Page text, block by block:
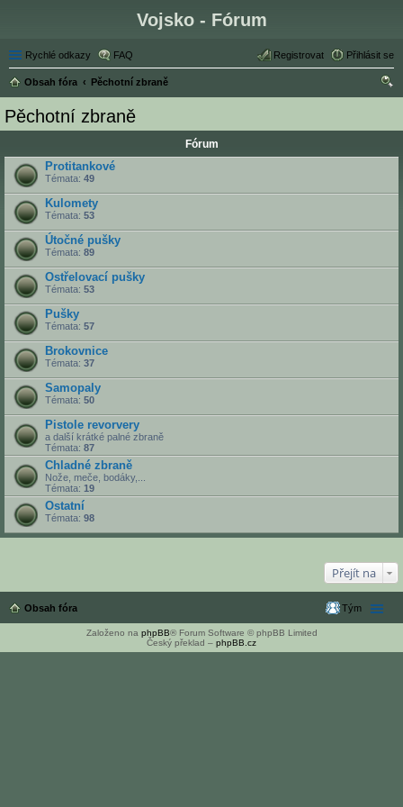
Vojsko - Fórum
Rychlé odkazy FAQ Přihlásit se
Registrovat
Obsah fóra
Pěchotní zbraně
Pěchotní zbraně
Fórum
Protitankové
Témata: 49
Kulomety
Témata: 53
Útočné pušky
Témata: 89
Ostřelovací pušky
Témata: 53
Pušky
Témata: 57
Brokovnice
Témata: 37
Samopaly
Témata: 50
Pistole revorvery
a další krátké palné zbraně
Témata: 87
Chladné zbraně
Nože, meče, bodáky,...
Témata: 19
Ostatní
Témata: 98
Přejít na
Obsah fóra Tým
Založeno na phpBB® Forum Software © phpBB Limited
Český překlad – phpBB.cz